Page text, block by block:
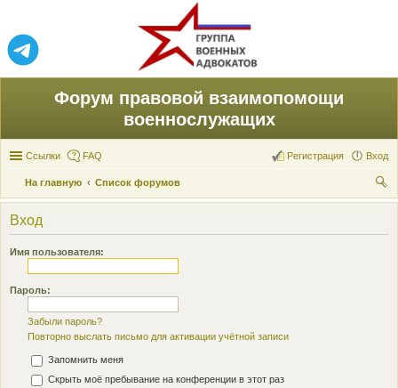
Форум правовой взаимопомощи
военнослужащих
Ссылки FAQ Вход
Регистрация
На главную
Список форумов
ои
Вход
Имя пользователя:
Пароль:
Забыли пароль?
Повторно выслать письмо для активации учётной записи
Запомнить меня
Скрыть моё пребывание на конференции в этот раз